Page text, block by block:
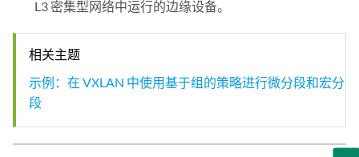
L3 密集型网络中运行的边缘设备。
相关主题
示例：在 VXLAN 中使用基于组的策略进行微分段和宏分
段